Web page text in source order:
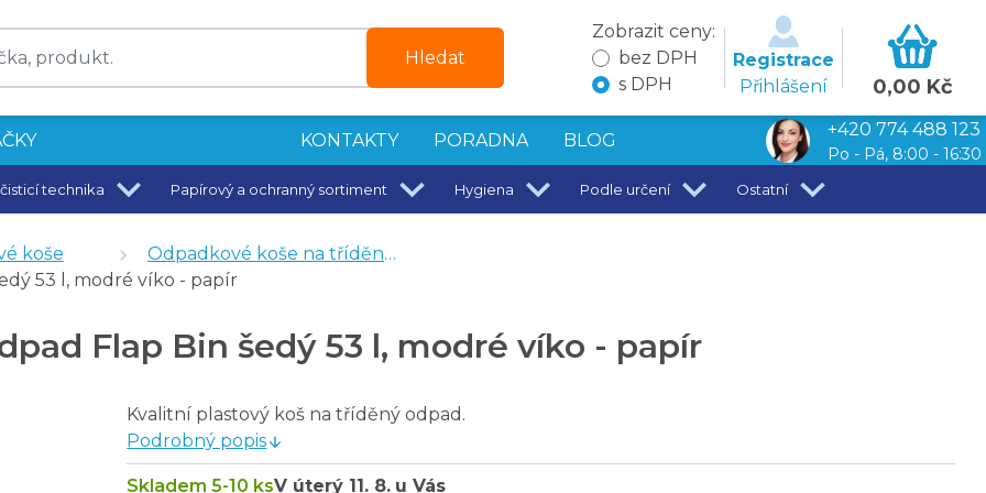
Hledat
Zobrazit ceny:
bez DPH
s DPH
Registrace
Přihlášení
0,00 Kč
KONTAKTY PORADNA BLOG
+420 774 488 123
Po - Pá, 8:00 - 16:30
technika Papírový a ochranný sortiment Hygiena Podle určení Ostatní
koše
Odpadkové koše na tříděný odpad
53 l, modré víko - papír
Flap Bin šedý 53 l, modré víko - papír
Kvalitní plastový koš na tříděný odpad.
Podrobný popis
Skladem 5-10 ksV úterý 11. 8. u Vás